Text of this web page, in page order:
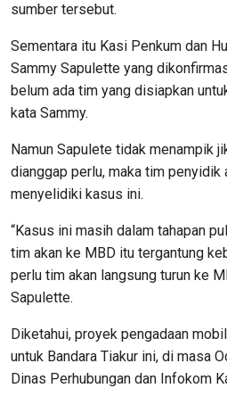
sumber tersebut.
Sementara itu Kasi Penkum dan
Sammy Sapulette yang
belum ada tim yang disiapkan
kata Sammy.
Namun Sapulete tidak menampik
dianggap perlu, maka tim penyidik
menyelidiki kasus ini.
“Kasus ini masih dalam tahapan
tim akan ke MBD itu tergantung
perlu tim akan langsung turun ke
Sapulette.
Diketahui, proyek pengadaan
untuk Bandara Tiakur ini, di masa
Dinas Perhubungan dan Infokom